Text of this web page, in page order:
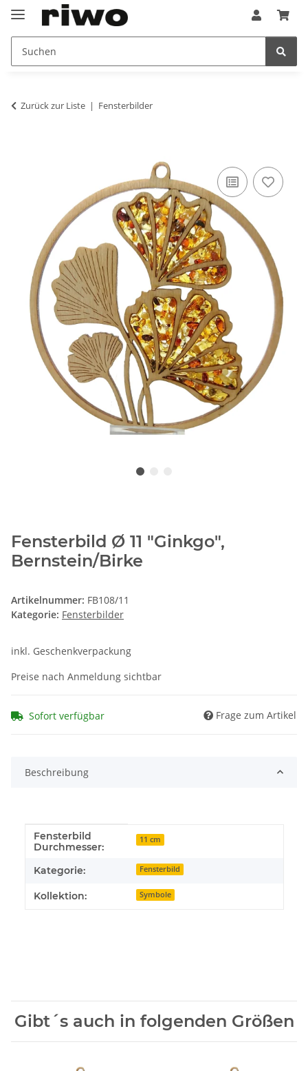
Zurück zur Liste Fensterbilder
Fensterbild Ø 11 "Ginkgo",
Bernstein/Birke
Artikelnummer: FB108/11
Kategorie: Fensterbilder
inkl. Geschenkverpackung
Preise nach Anmeldung sichtbar
Sofort verfügbar Frage zum Artikel
Beschreibung
Produkteigenschaft
Wert
Fensterbild
Durchmesser:
11 cm
Kategorie: Fensterbild
Kollektion: Symbole
Gibt´s auch in folgenden Größen